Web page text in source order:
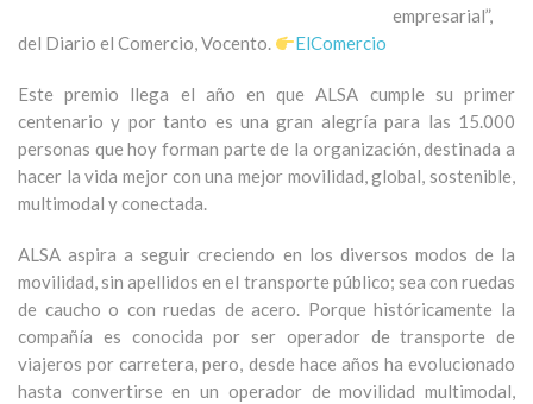
empresarial”,
del Diario el Comercio, Vocento.
ElComercio
Este premio llega el año en que ALSA cumple su primer
centenario y por tanto es una gran alegría para las 15.000
personas que hoy forman parte de la organización, destinada a
hacer la vida mejor con una mejor movilidad, global, sostenible,
multimodal y conectada.
ALSA aspira a seguir creciendo en los diversos modos de la
movilidad, sin apellidos en el transporte público; sea con ruedas
de caucho o con ruedas de acero. Porque históricamente la
compañía es conocida por ser operador de transporte de
viajeros por carretera, pero, desde hace años ha evolucionado
hasta convertirse en un operador de movilidad multimodal,